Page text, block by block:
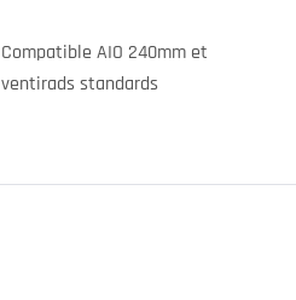
Compatible AIO 240mm et
ventirads standards